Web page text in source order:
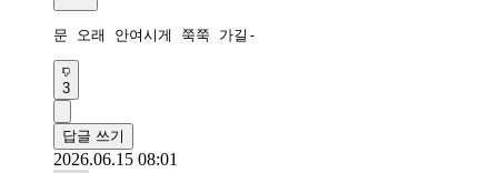
문 오래 안여시게 쭉쭉 가길-
3
답글 쓰기
2026.06.15 08:01